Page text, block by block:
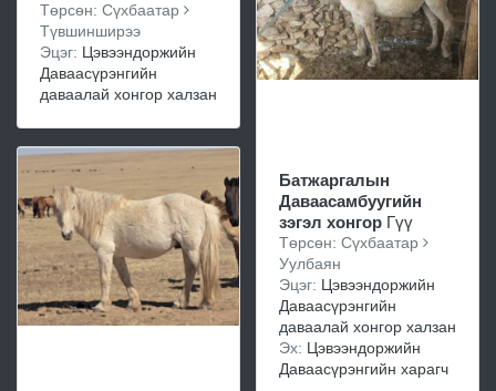
Төрсөн: Сүхбаатар
Түвшинширээ
Эцэг: Цэвээндоржийн
Даваасүрэнгийн
даваалай хонгор халзан
Батжаргалын
Даваасамбуугийн
зэгэл хонгор Гүү
Төрсөн: Сүхбаатар
Уулбаян
Эцэг: Цэвээндоржийн
Даваасүрэнгийн
даваалай хонгор халзан
Эх: Цэвээндоржийн
Даваасүрэнгийн харагч